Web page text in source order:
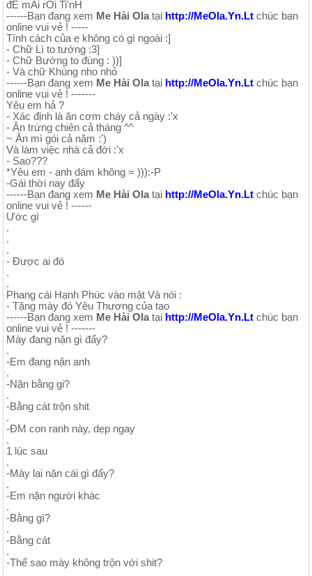
đỂ mAi rỒi Ti'nH
------Bạn đang xem Me Hài Ola tại http://MeOla.Yn.Lt chúc bạn
online vui vẻ ! -----
Tính cách của e không có gì ngoài :]
- Chữ Lì to tướng :3]
- Chữ Bướng to đùng : ))]
- Và chữ Khùng nho nhỏ
------Bạn đang xem Me Hài Ola tại http://MeOla.Yn.Lt chúc bạn
online vui vẻ ! -------
Yêu em hả ?
- Xác định là ăn cơm cháy cả ngày :'x
- Ăn trứng chiên cả tháng ^^
~ Ăn mì gói cả năm :')
Và làm việc nhà cả đời :'x
- Sao???
*Yêu em - anh dám không = ))):-P
-Gái thời nay đấy
------Bạn đang xem Me Hài Ola tại http://MeOla.Yn.Lt chúc bạn
online vui vẻ ! ------
Ước gì
.
.
.
- Được ai đó
.
.
Phang cái Hạnh Phúc vào mặt Và nói :
- Tặng mày đó Yêu Thương của tao
------Bạn đang xem Me Hài Ola tại http://MeOla.Yn.Lt chúc bạn
online vui vẻ ! -------
Mày đang nặn gì đấy?
.
-Em đang nặn anh
.
-Nặn bằng gi?
.
-Bằng cát trộn shit
.
-ĐM con ranh này, dẹp ngay
.
1 lúc sau
.
-Mày lại nặn cái gì đấy?
.
-Em nặn người khác
.
-Bằng gì?
.
-Bằng cát
.
-Thế sao mày không trộn với shit?
.